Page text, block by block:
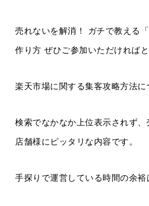
売れないを解消！ ガチで教える
作り方 ぜひご参加いただければと
楽天市場に関する集客攻略方法に
検索でなかなか上位表示されず
店舗様にピッタリな内容です。
手探りで運営している時間の余裕